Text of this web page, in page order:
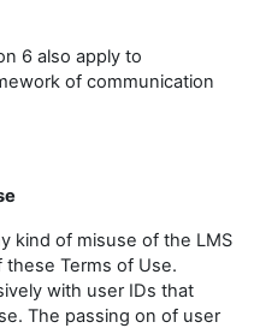
6 also apply to
of communication
kind of misuse of the LMS
Terms of Use.
with user IDs that
The passing on of user